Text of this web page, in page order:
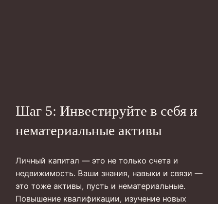
Шаг 5: Инвестируйте в себя и
нематериальные активы
Личный капитал — это не только счета и
недвижимость. Ваши знания, навыки и связи —
это тоже активы, пусть и нематериальные.
Повышение квалификации, изучение новых